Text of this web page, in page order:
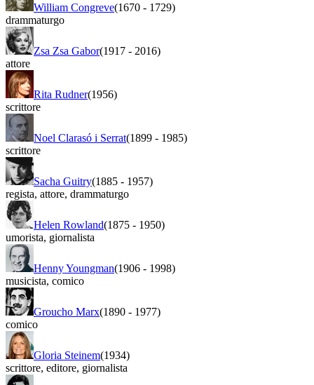
William Congreve(1670 - 1729)
drammaturgo
Zsa Zsa Gabor(1917 - 2016)
attore
Rita Rudner(1956)
scrittore
Noel Clarasó i Serrat(1899 - 1985)
scrittore
Sacha Guitry(1885 - 1957)
regista, attore, drammaturgo
Helen Rowland(1875 - 1950)
umorista, giornalista
Henny Youngman(1906 - 1998)
musicista, comico
Groucho Marx(1890 - 1977)
comico
Gloria Steinem(1934)
scrittore, editore, giornalista